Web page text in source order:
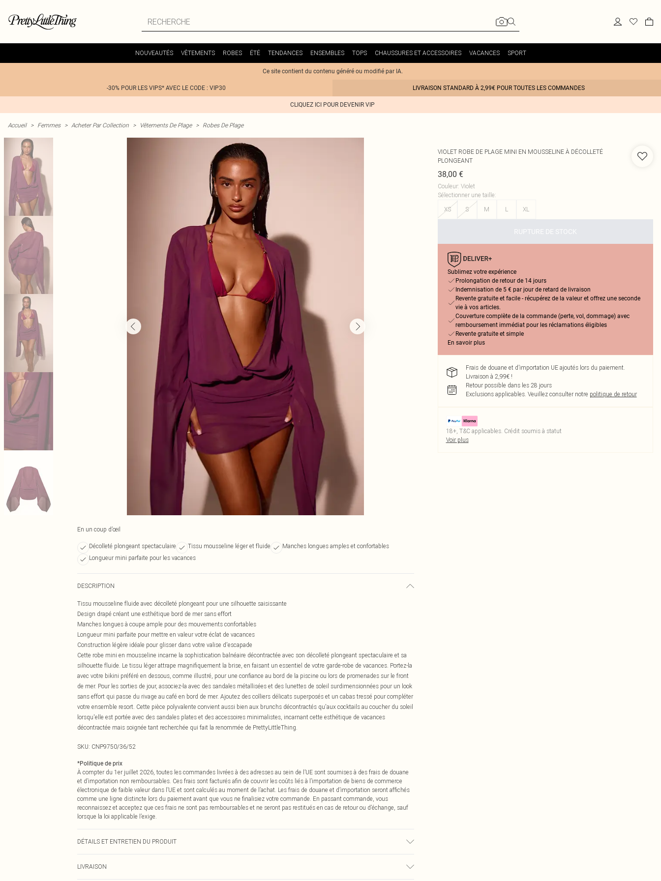
NOUVEAUTÉS VÊTEMENTS ROBES ÉTÉ TENDANCES ENSEMBLES TOPS CHAUSSURES ET ACCESSOIRES VACANCES SPORT
Ce site contient du contenu généré ou modifié par IA.
-30% POUR LES VIPS* AVEC LE CODE : VIP30 LIVRAISON STANDARD À 2,99€ POUR TOUTES LES COMMANDES
CLIQUEZ ICI POUR DEVENIR VIP
Accueil > Femmes > Acheter Par Collection > Vêtements De Plage > Robes De Plage
En un coup d’œil
Décolleté plongeant spectaculaire Tissu mousseline léger et fluide
Manches longues amples et confortables
Longueur mini parfaite pour les vacances
DESCRIPTION
Tissu mousseline fluide avec décolleté plongeant pour une silhouette saisissante
Design drapé créant une esthétique bord de mer sans effort
Manches longues à coupe ample pour des mouvements confortables
Longueur mini parfaite pour mettre en valeur votre éclat de vacances
Construction légère idéale pour glisser dans votre valise d'escapade
Cette robe mini en mousseline incarne la sophistication balnéaire décontractée avec son décolleté plongeant spectaculaire et sa
silhouette fluide. Le tissu léger attrape magnifiquement la brise, en faisant un essentiel de votre garde-robe de vacances. Portez-la
avec votre bikini préféré en dessous, comme illustré, pour une confiance au bord de la piscine ou lors de promenades sur le front
de mer. Pour les sorties de jour, associez-la avec des sandales métallisées et des lunettes de soleil surdimensionnées pour un look
sans effort qui passe du rivage au café en bord de mer. Ajoutez des colliers délicats superposés et un cabas tressé pour compléter
votre ensemble resort. Cette pièce polyvalente convient aussi bien aux brunchs décontractés qu'aux cocktails au coucher du soleil
lorsqu'elle est portée avec des sandales plates et des accessoires minimalistes, incarnant cette esthétique de vacances
décontractée mais soignée tant recherchée qui fait la renommée de PrettyLittleThing.
SKU: CNP9750/36/52
*Politique de prix
À compter du 1er juillet 2026, toutes les commandes livrées à des adresses au sein de l’UE sont soumises à des frais de douane
et d’importation non remboursables. Ces frais sont facturés afin de couvrir les coûts liés à l’importation de biens de commerce
électronique de faible valeur dans l’UE et sont calculés au moment de l’achat. Les frais de douane et d’importation seront affichés
comme une ligne distincte lors du paiement avant que vous ne finalisiez votre commande. En passant commande, vous
reconnaissez et acceptez que ces frais ne sont pas remboursables et ne seront pas restitués en cas de retour ou d’échange, sauf
lorsque la loi applicable l’exige.
DÉTAILS ET ENTRETIEN DU PRODUIT
LIVRAISON
VIOLET ROBE DE PLAGE MINI EN MOUSSELINE À DÉCOLLETÉ
PLONGEANT
38,00 €
Couleur: Violet
Sélectionner une taille:
XS
S M L XL
RUPTURE DE STOCK
Sublimez votre expérience
Prolongation de retour de 14 jours
Indemnisation de 5 € par jour de retard de livraison
Revente gratuite et facile - récupérez de la valeur et offrez une seconde
vie à vos articles.
Couverture complète de la commande (perte, vol, dommage) avec
remboursement immédiat pour les réclamations éligibles
Revente gratuite et simple
En savoir plus
Frais de douane et d’importation UE ajoutés lors du paiement.
Livraison à 2,99€ !
Retour possible dans les 28 jours
Exclusions applicables. Veuillez consulter notre politique de retour
18+, T&C applicables. Crédit soumis à statut
Voir plus